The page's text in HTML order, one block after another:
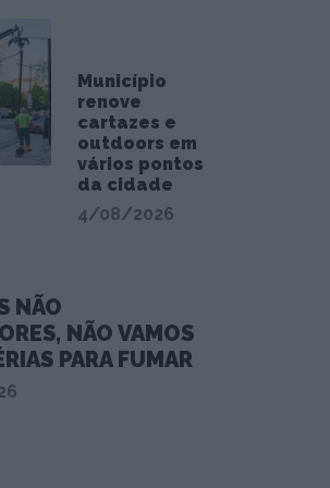
Município
renove
cartazes e
outdoors em
vários pontos
da cidade
4/08/2026
NÃO
NÃO VAMOS
PARA FUMAR